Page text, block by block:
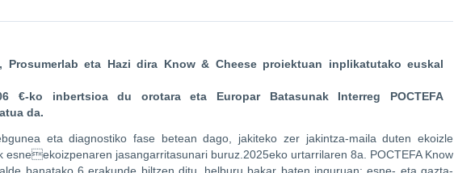
Prosumerlab eta Hazi dira Know & Cheese proiektuan inplikatutako euskal
€-ko inbertsioa du orotara eta Europar Batasunak Interreg POCTEFA
da.
eta diagnostiko fase betean dago, jakiteko zer jakintza-maila duten ekoizle
esneekoizpenaren jasangarritasunari buruz.2025eko urtarrilaren 8a. POCTEFA Know